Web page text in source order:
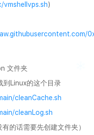
vmshellvps.sh)
文件夹
到Linux的这个目录
cleanCache.sh
cleanLog.sh
的话需要先创建文件夹）